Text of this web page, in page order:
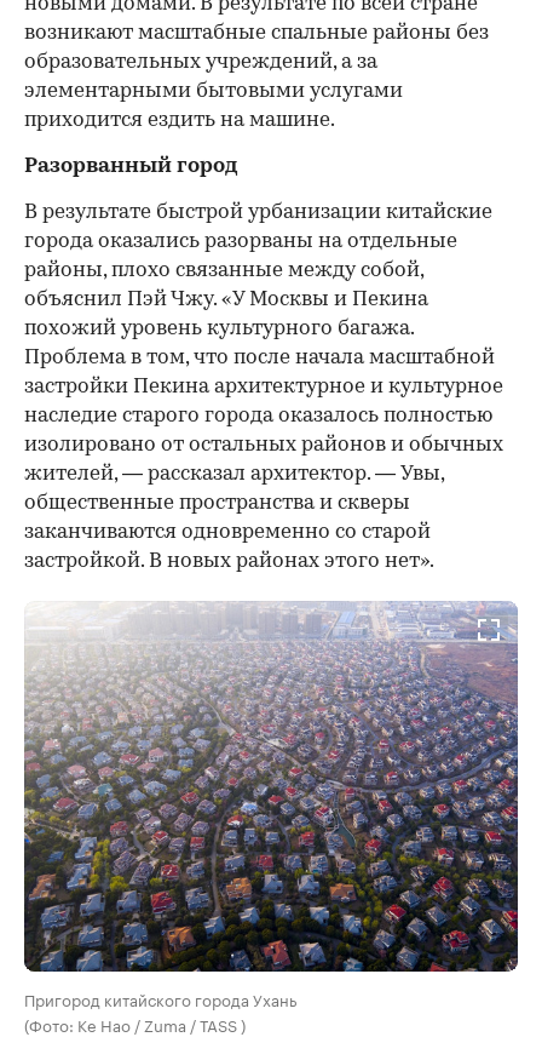
новыми домами. В результате по всей стране
возникают масштабные спальные районы без
образовательных учреждений, а за
элементарными бытовыми услугами
приходится ездить на машине.
Разорванный город
В результате быстрой урбанизации китайские
города оказались разорваны на отдельные
районы, плохо связанные между собой,
объяснил Пэй Чжу. «У Москвы и Пекина
похожий уровень культурного багажа.
Проблема в том, что после начала масштабной
застройки Пекина архитектурное и культурное
наследие старого города оказалось полностью
изолировано от остальных районов и обычных
жителей, — рассказал архитектор. — Увы,
общественные пространства и скверы
заканчиваются одновременно со старой
застройкой. В новых районах этого нет».
Пригород китайского города Ухань
(Фото: Ke Hao / Zuma / TASS )